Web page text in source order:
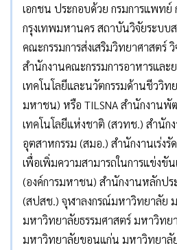
เอกชน ประกอบด้วย กรมการแพทย์
กรุงเทพมหานคร สถาบันวิจัยระบบ
คณะกรรมการส่งเสริมวิทยาศาสตร์
สำนักงานคณะกรรมการอาหารและ
เทคโนโลยีและนวัตกรรมด้านชีววิท
มหาชน) หรือ TILSNA สำนักงาน
เทคโนโลยีแห่งชาติ (สวทช.) สำนั
อุตสาหกรรม (สมอ.) สำนักงานเร่งรั
เพื่อเพิ่มความสามารถในการแข่ง
(องค์การมหาชน) สำนักงานหลักป
(สปสช.) จุฬาลงกรณ์มหาวิทยาลัย
มหาวิทยาลัยธรรมศาสตร์ มหาวิทย
มหาวิทยาลัยขอนแก่น มหาวิทยาลั